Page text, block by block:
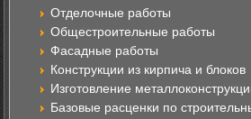
Отделочные работы
Общестроительные работы
Фасадные работы
Конструкции из кирпича и блоков
Изготовление
Базовые расценки по